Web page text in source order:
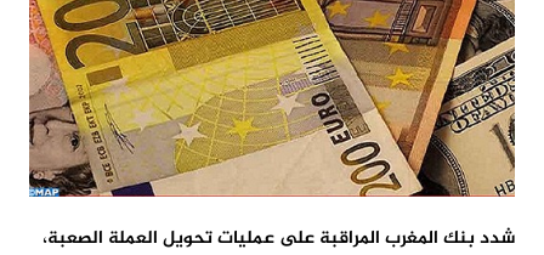
شدد بنك المغرب المراقبة على عمليات تحويل العملة الصعبة،